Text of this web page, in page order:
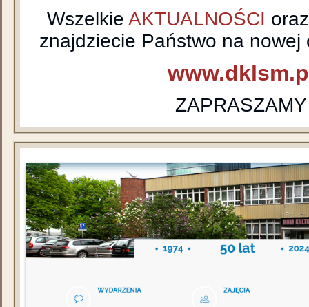
WszelkieAKTUALNOŚCI
znajdziecie Państwo na nowej
ZAPRASZAMY